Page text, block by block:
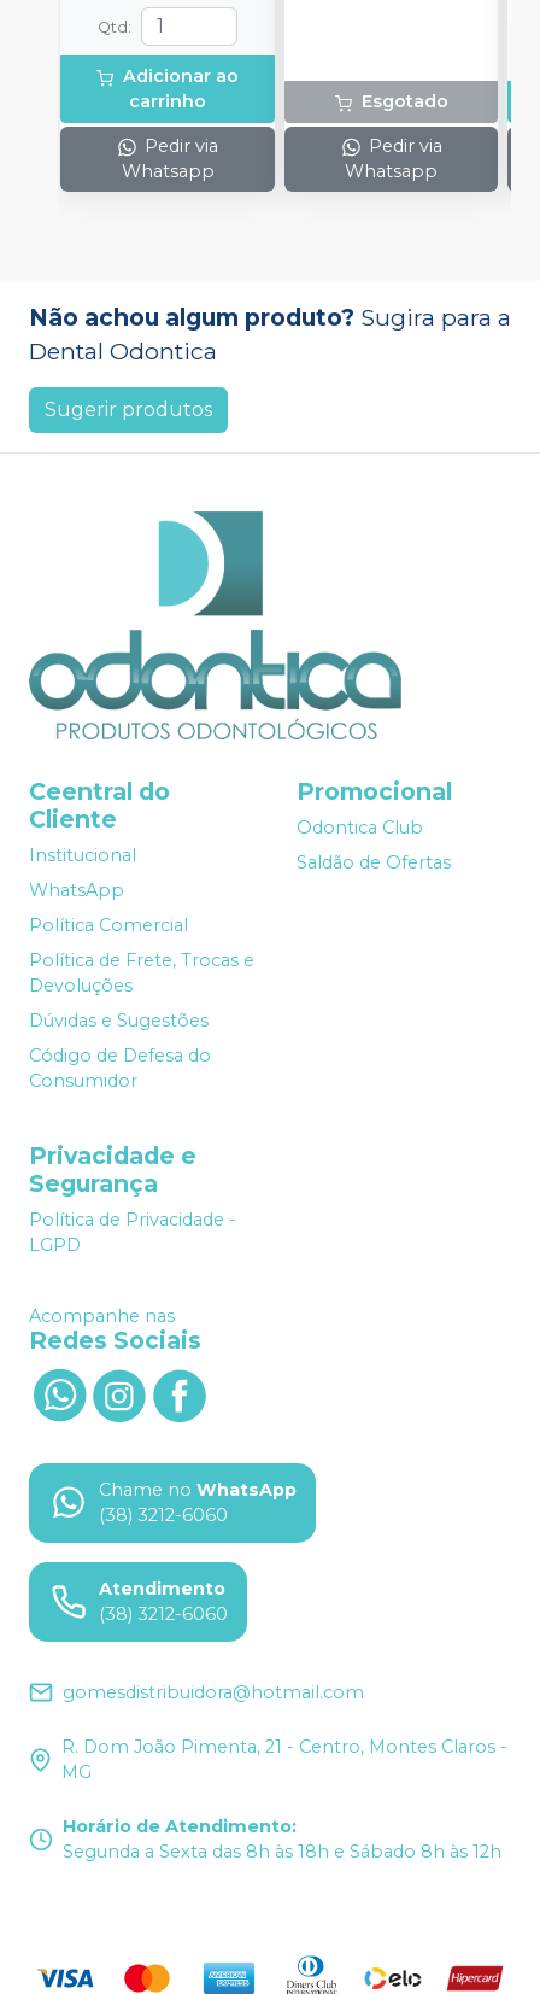
aplicação.
Qtd :
Adicionar ao
carrinho
Pedir via
Whatsapp
Esgotado
Pedir via
Whatsapp
Não achou algum produto? Sugira para a
Dental Odontica
Sugerir produtos
Ceentral do
Cliente
Institucional
WhatsApp
Política Comercial
Política de Frete, Trocas e
Devoluções
Dúvidas e Sugestões
Código de Defesa do
Consumidor
Promocional
Odontica Club
Saldão de Ofertas
Privacidade e
Segurança
Política de Privacidade -
LGPD
Acompanhe nas
Redes Sociais
Chame no WhatsApp
(38) 3212-6060
Atendimento
(38) 3212-6060
gomesdistribuidora@hotmail.com
R. Dom João Pimenta, 21 - Centro, Montes Claros -
MG
Horário de Atendimento:
Segunda a Sexta das 8h às 18h e Sábado 8h às 12h